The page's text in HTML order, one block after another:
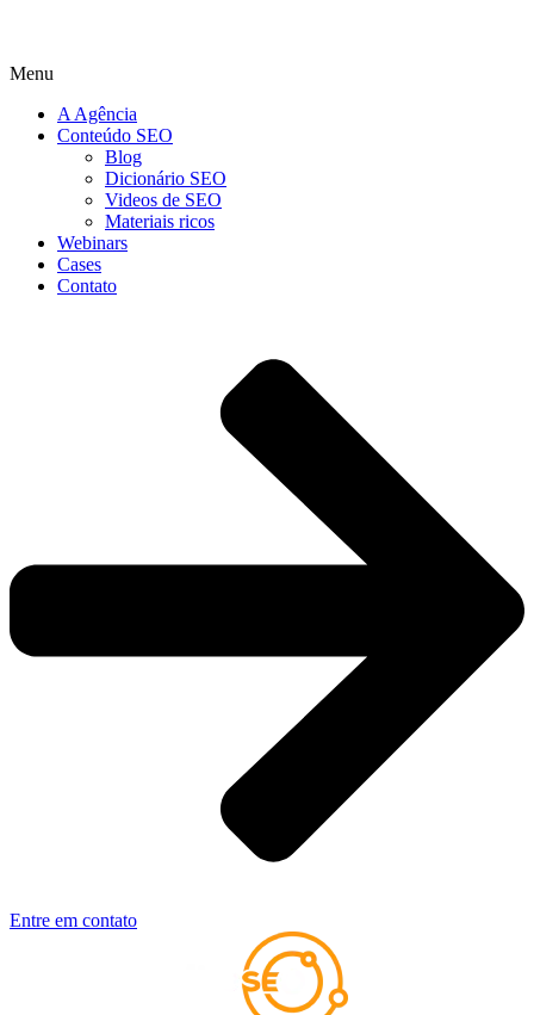
Menu
A Agência
Conteúdo SEO
Blog
Dicionário SEO
Videos de SEO
Materiais ricos
Webinars
Cases
Contato
Entre em contato